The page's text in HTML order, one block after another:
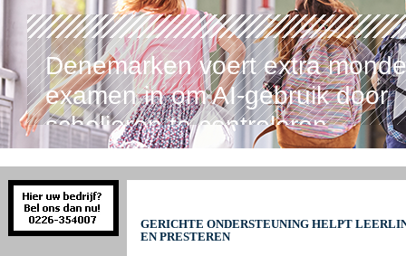
Denemarken voert extra
examen in om AI-gebruik door
scholieren te controleren
GERICHTE ONDERSTEUNING HELPT
EN PRESTEREN